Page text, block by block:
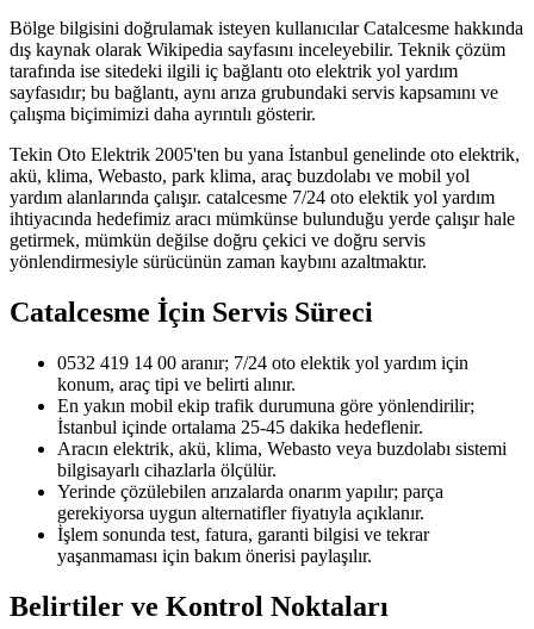
Bölge bilgisini doğrulamak isteyen kullanıcılar Catalcesme hakkında
dış kaynak olarak Wikipedia sayfasını inceleyebilir. Teknik çözüm
tarafında ise sitedeki ilgili iç bağlantı oto elektrik yol yardım
sayfasıdır; bu bağlantı, aynı arıza grubundaki servis kapsamını ve
çalışma biçimimizi daha ayrıntılı gösterir.
Tekin Oto Elektrik 2005'ten bu yana İstanbul genelinde oto elektrik,
akü, klima, Webasto, park klima, araç buzdolabı ve mobil yol
yardım alanlarında çalışır. catalcesme 7/24 oto elektik yol yardım
ihtiyacında hedefimiz aracı mümkünse bulunduğu yerde çalışır hale
getirmek, mümkün değilse doğru çekici ve doğru servis
yönlendirmesiyle sürücünün zaman kaybını azaltmaktır.
Catalcesme İçin Servis Süreci
0532 419 14 00 aranır; 7/24 oto elektik yol yardım için
konum, araç tipi ve belirti alınır.
En yakın mobil ekip trafik durumuna göre yönlendirilir;
İstanbul içinde ortalama 25-45 dakika hedeflenir.
Aracın elektrik, akü, klima, Webasto veya buzdolabı sistemi
bilgisayarlı cihazlarla ölçülür.
Yerinde çözülebilen arızalarda onarım yapılır; parça
gerekiyorsa uygun alternatifler fiyatıyla açıklanır.
İşlem sonunda test, fatura, garanti bilgisi ve tekrar
yaşanmaması için bakım önerisi paylaşılır.
Belirtiler ve Kontrol Noktaları